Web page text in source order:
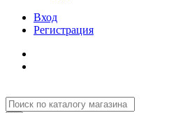
Вход
Регистрация